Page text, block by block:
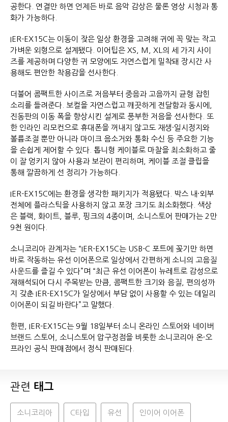
공한다. 연결만 하면 언제든 바로 음악 감상은 물론 영상 시청과 통
화가 가능하다.
IER-EX15C는 이동이 잦은 일상 환경을 고려해 귀에 꼭 맞는 작고
가벼운 외형으로 설계됐다. 이어팁은 XS, M, XL의 세 가지 사이
즈를 제공하며 다양한 귀 모양에도 자연스럽게 밀착돼 장시간 사
용해도 편안한 착용감을 선사한다.
더불어 콤팩트한 사이즈로 저음부터 중음과 고음까지 균형 잡힌
소리를 들려준다. 보컬을 자연스럽고 깨끗하게 전달함과 동시에,
진동판의 이동 폭을 향상시킨 설계로 풍부한 저음을 선사한다. 또
한 인라인 리모컨으로 휴대폰을 꺼내지 않고도 재생·일시정지와
볼륨조절 뿐만 아니라 마이크 음소거와 통화 수신 등 주요한 기능
을 손쉽게 제어할 수 있다. 톱니형 케이블로 마찰을 최소화하고 줄
이 잘 엉키지 않아 사용과 보관이 편리하며, 케이블 조절 클립을
통해 깔끔하게 선 정리가 가능하다.
IER-EX15C에는 환경을 생각한 패키지가 적용됐다. 박스 내·외부
전체에 플라스틱을 사용하지 않고 포장 크기도 최소화했다. 색상
은 블랙, 화이트, 블루, 핑크의 4종이며, 소니스토어 판매가는 2만
9천 원이다.
소니코리아 관계자는 “IER-EX15C는 USB-C 포트에 꽂기만 하면
바로 작동하는 유선 이어폰으로 일상에서 간편하게 소니의 고음질
사운드를 즐길 수 있다”며 “최근 유선 이어폰이 뉴레트로 감성으로
재해석되어 다시 주목받는 만큼, 콤팩트한 크기와 음질, 편의성까
지 갖춘 IER-EX15C가 일상에서 부담 없이 사용할 수 있는 데일리
이어폰이 되길 바란다”고 말했다.
한편, IER-EX15C는 9월 18일부터 소니 온라인 스토어와 네이버
브랜드 스토어, 소니스토어 압구정점을 비롯한 소니코리아 온·오
프라인 공식 판매점에서 정식 판매된다.
관련 태그
소니코리아 C타입 유선 인이어 이어폰